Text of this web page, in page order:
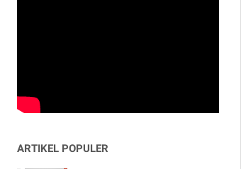
ARTIKEL POPULER